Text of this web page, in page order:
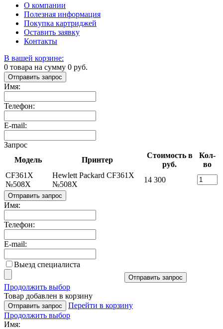
О компании
Полезная информация
Покупка картриджей
Оставить заявку
Контакты
В вашей корзине:
0 товара на сумму 0 руб.
Отправить запрос
Имя:
Телефон:
E-mail:
Запрос
Модель
Принтер
Стоимость в
руб.
Кол-
во
CF361X
№508X
Hewlett Packard CF361X
№508X
14 300
Отправить запрос
Имя:
Телефон:
E-mail:
Выезд специалиста
Отправить запрос
Продолжить выбор
Товар добавлен в корзину
Отправить запрос
Перейти в корзину
Продолжить выбор
Имя: